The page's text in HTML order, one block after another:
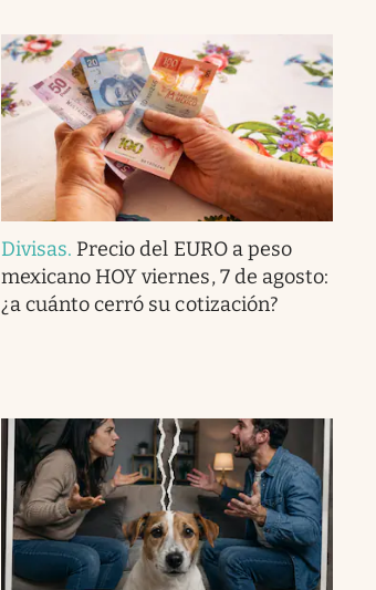
Divisas. Precio del EURO a peso
mexicano HOY viernes, 7 de agosto:
¿a cuánto cerró su cotización?